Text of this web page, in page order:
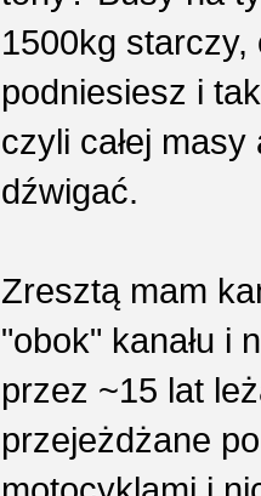
1500kg starczy,
podniesiesz i
czyli całej
dźwigać.
Zresztą mam
"obok" kanału i
przez ~15 lat
przejeżdżane